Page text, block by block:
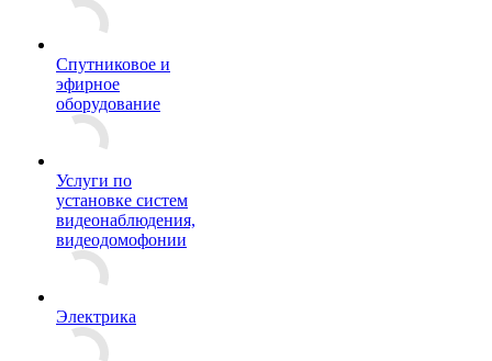
Спутниковое и
эфирное
оборудование
Услуги по
установке систем
видеонаблюдения,
видеодомофонии
Электрика